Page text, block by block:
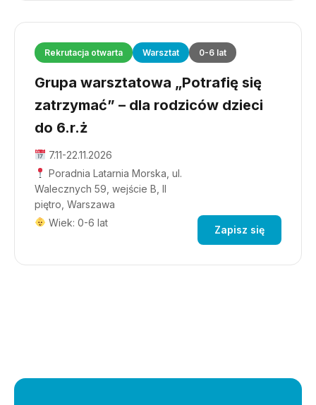
Rekrutacja otwarta Warsztat 0-6 lat
Grupa warsztatowa „Potrafię się
zatrzymać” – dla rodziców dzieci
do 6.r.ż
7.11-22.11.2026
Poradnia Latarnia Morska, ul.
Walecznych 59, wejście B, II
piętro, Warszawa
Wiek: 0-6 lat
Zapisz się